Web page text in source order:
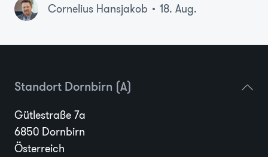
Cornelius Hansjakob 18. Aug.
Standort Dornbirn (A)
Gütlestraße 7a
6850 Dornbirn
Österreich